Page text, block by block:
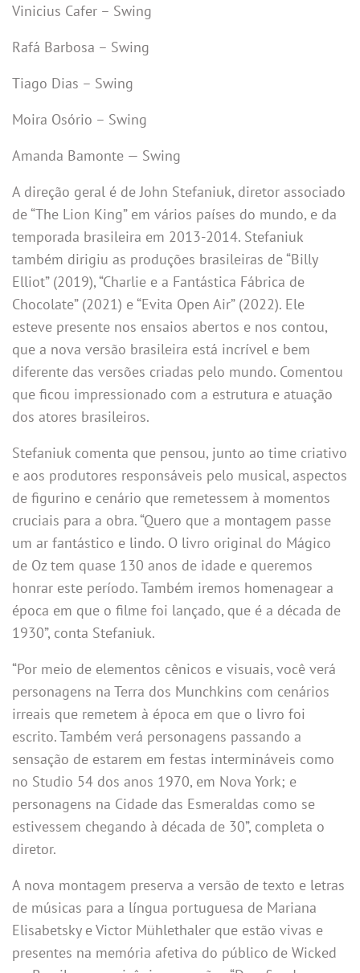
Vinicius Cafer – Swing
Rafá Barbosa – Swing
Tiago Dias – Swing
Moira Osório – Swing
Amanda Bamonte — Swing
A direção geral é de John Stefaniuk, diretor associado
de “The Lion King” em vários países do mundo, e da
temporada brasileira em 2013-2014. Stefaniuk
também dirigiu as produções brasileiras de “Billy
Elliot” (2019), “Charlie e a Fantástica Fábrica de
Chocolate” (2021) e “Evita Open Air” (2022). Ele
esteve presente nos ensaios abertos e nos contou,
que a nova versão brasileira está incrível e bem
diferente das versões criadas pelo mundo. Comentou
que ficou impressionado com a estrutura e atuação
dos atores brasileiros.
Stefaniuk comenta que pensou, junto ao time criativo
e aos produtores responsáveis pelo musical, aspectos
de figurino e cenário que remetessem à momentos
cruciais para a obra. “Quero que a montagem passe
um ar fantástico e lindo. O livro original do Mágico
de Oz tem quase 130 anos de idade e queremos
honrar este período. Também iremos homenagear a
época em que o filme foi lançado, que é a década de
1930”, conta Stefaniuk.
“Por meio de elementos cênicos e visuais, você verá
personagens na Terra dos Munchkins com cenários
irreais que remetem à época em que o livro foi
escrito. Também verá personagens passando a
sensação de estarem em festas intermináveis como
no Studio 54 dos anos 1970, em Nova York; e
personagens na Cidade das Esmeraldas como se
estivessem chegando à década de 30”, completa o
diretor.
A nova montagem preserva a versão de texto e letras
de músicas para a língua portuguesa de Mariana
Elisabetsky e Victor Mühlethaler que estão vivas e
presentes na memória afetiva do público de Wicked